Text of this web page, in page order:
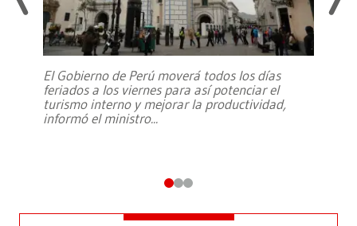
El Gobierno de Perú moverá todos los días
feriados a los viernes para así potenciar el
turismo interno y mejorar la productividad,
informó el ministro...